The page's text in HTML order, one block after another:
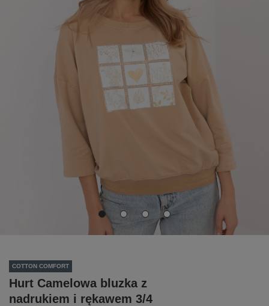
COTTON COMFORT
Hurt Camelowa bluzka z
nadrukiem i rękawem 3/4